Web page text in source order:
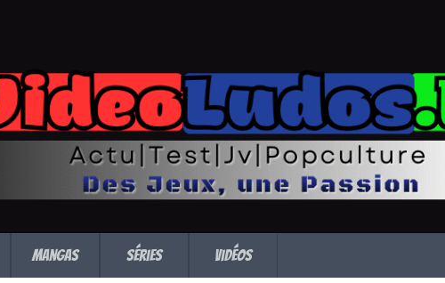
Mangas Séries Vidéos